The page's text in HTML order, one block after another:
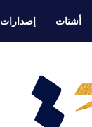
أشتات إصدارات